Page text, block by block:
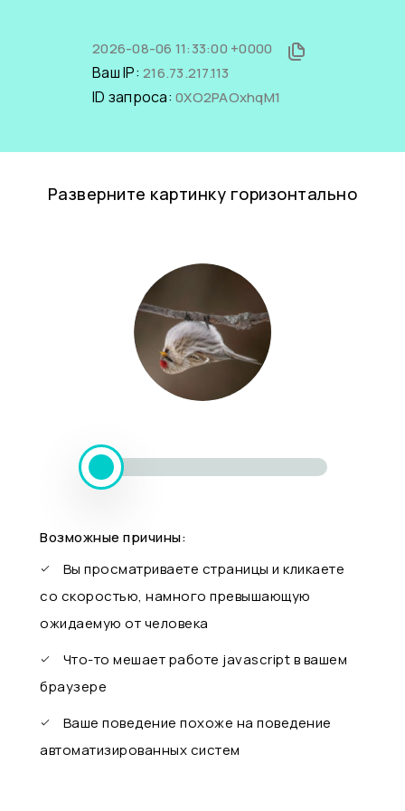
2026-08-06 11:33:00 +0000
Ваш IP: 216.73.217.113
ID запроса: 0XO2PAOxhqM1
Разверните картинку горизонтально
Возможные причины:
Вы просматриваете страницы и кликаете
со скоростью, намного превышающую
ожидаемую от человека
Что-то мешает работе javascript в вашем
браузере
Ваше поведение похоже на поведение
автоматизированных систем